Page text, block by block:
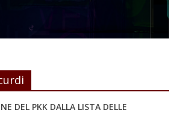
DEL PKK DALLA LISTA DELLE